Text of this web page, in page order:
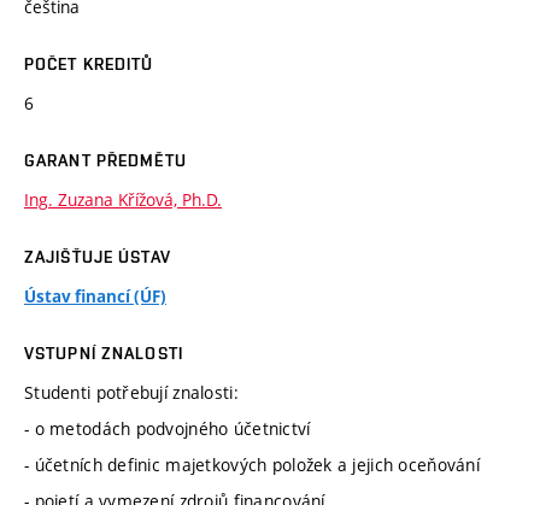
čeština
POČET KREDITŮ
6
GARANT PŘEDMĚTU
Ing. Zuzana Křížová, Ph.D.
ZAJIŠŤUJE ÚSTAV
Ústav financí (ÚF)
VSTUPNÍ ZNALOSTI
Studenti potřebují znalosti:
- o metodách podvojného účetnictví
- účetních definic majetkových položek a jejich oceňování